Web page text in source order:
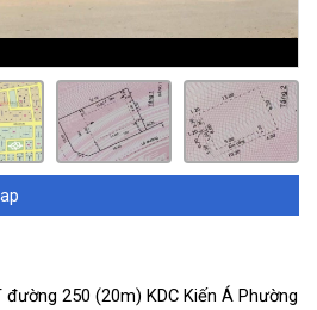
250 (20m) KDC Kiến Á Phường